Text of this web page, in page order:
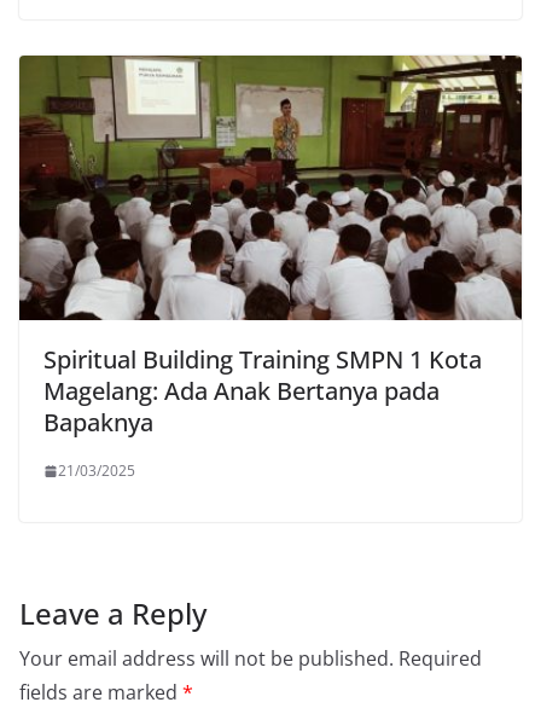
Spiritual Building Training SMPN 1 Kota
Magelang: Ada Anak Bertanya pada
Bapaknya
21/03/2025
Leave a Reply
Your email address will not be published. Required
fields are marked *